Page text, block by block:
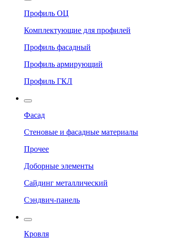
Профиль ОЦ
Комплектующие для профилей
Профиль фасадный
Профиль армирующий
Профиль ГКЛ
Фасад
Стеновые и фасадные материалы
Прочее
Доборные элементы
Сайдинг металлический
Сэндвич-панель
Кровля